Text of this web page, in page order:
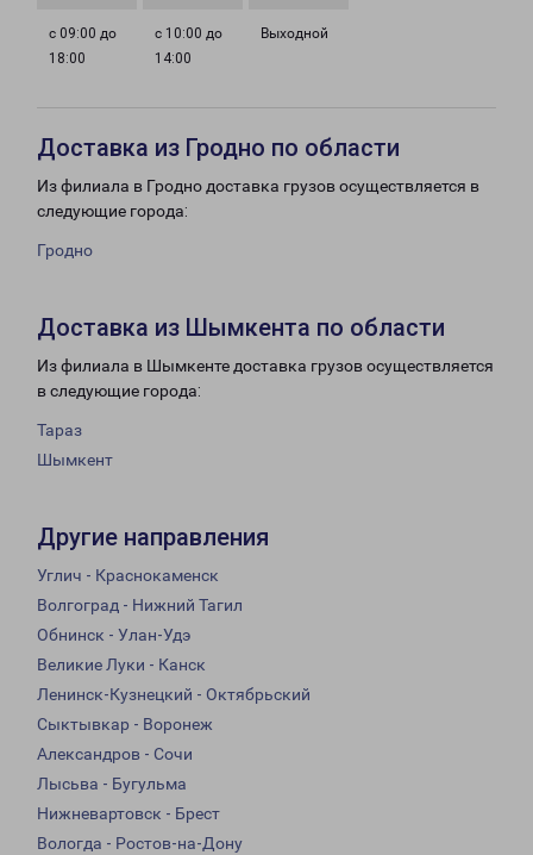
с 09:00 до
18:00
с 10:00 до
14:00
Выходной
Доставка из Гродно по области
Из филиала в Гродно доставка грузов осуществляется в
следующие города:
Гродно
Доставка из Шымкента по области
Из филиала в Шымкенте доставка грузов осуществляется
в следующие города:
Тараз
Шымкент
Другие направления
Углич - Краснокаменск
Волгоград - Нижний Тагил
Обнинск - Улан-Удэ
Великие Луки - Канск
Ленинск-Кузнецкий - Октябрьский
Сыктывкар - Воронеж
Александров - Сочи
Лысьва - Бугульма
Нижневартовск - Брест
Вологда - Ростов-на-Дону